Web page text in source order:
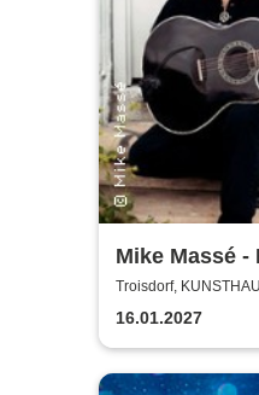
Mike Massé
Classic Rock
Troisdorf,
16.01.2027